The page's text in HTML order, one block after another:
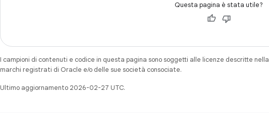
Questa pagina è stata utile?
I campioni di contenuti e codice in questa pagina sono soggetti alle licenze descritte nella
marchi registrati di Oracle e/o delle sue società consociate.
Ultimo aggiornamento 2026-02-27 UTC.